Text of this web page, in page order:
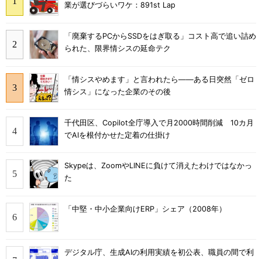
業が選びづらいワケ：891st Lap
「廃棄するPCからSSDをはぎ取る」コスト高で追い詰め
られた、限界情シスの延命テク
「情シスやめます」と言われたら――ある日突然「ゼロ
情シス」になった企業のその後
千代田区、Copilot全庁導入で月2000時間削減 10カ月
でAIを根付かせた定着の仕掛け
Skypeは、ZoomやLINEに負けて消えたわけではなかっ
た
「中堅・中小企業向けERP」シェア（2008年）
デジタル庁、生成AIの利用実績を初公表、職員の間で利